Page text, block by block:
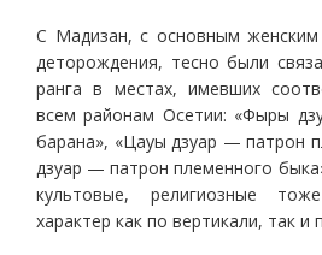
С Мадизан, с основным
деторождения, тесно были
ранга в местах, имевших
всем районам Осетии: «Фыры
барана», «Цауы дзуар — патрон
дзуар — патрон племенного
культовые, религиозные
характер как по вертикали, так и